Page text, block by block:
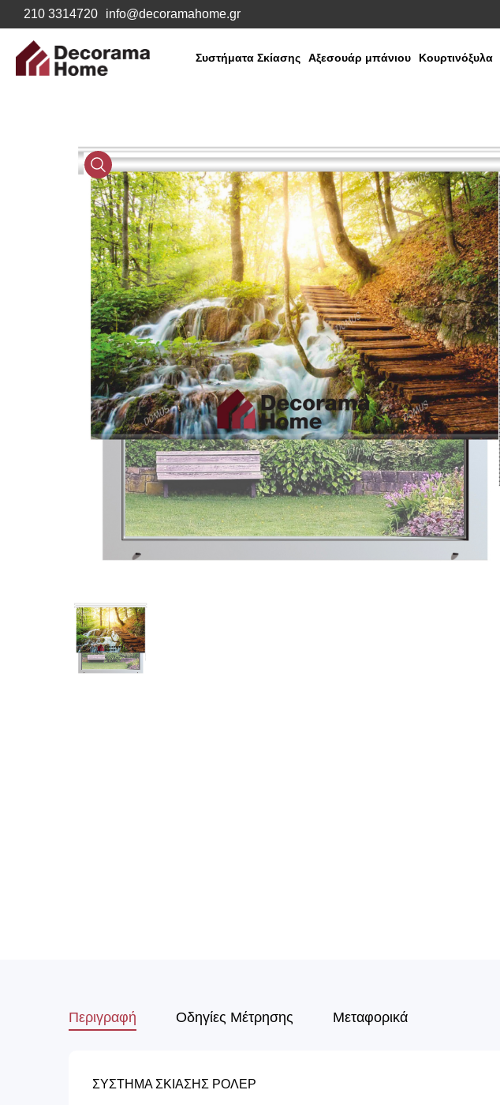
210 3314720 info@decoramahome.gr
Συστήματα Σκίασης Αξεσουάρ μπάνιου Κουρτινόξυλα
Media
Gallery
Περιγραφή Οδηγίες Μέτρησης Μεταφορικά
ΣΥΣΤΗΜΑ ΣΚΙΑΣΗΣ ΡΟΛΕΡ